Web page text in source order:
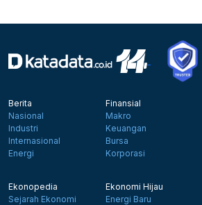
Berita
Nasional
Industri
Internasional
Energi
Finansial
Makro
Keuangan
Bursa
Korporasi
Ekonopedia
Sejarah Ekonomi
Ekonomi Hijau
Energi Baru